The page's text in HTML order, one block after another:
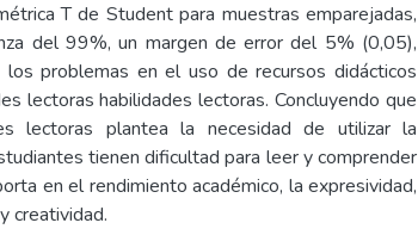
T de Student para muestras emparejadas,
del 99%, un margen de error del 5% (0,05),
los problemas en el uso de recursos didácticos
lectoras habilidades lectoras. Concluyendo que
lectoras plantea la necesidad de utilizar la
tienen dificultad para leer y comprender
en el rendimiento académico, la expresividad,
creatividad.